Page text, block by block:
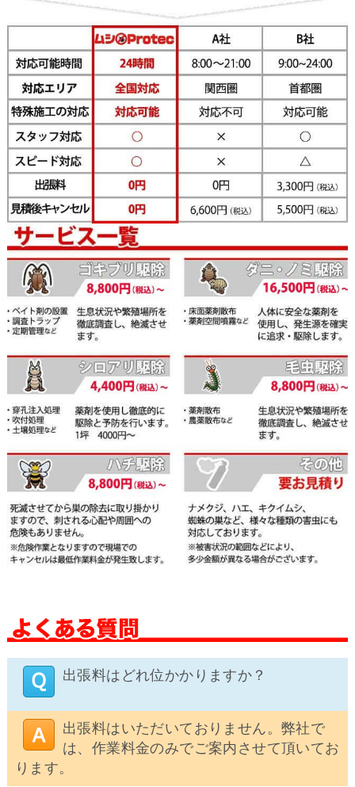
出張料はどれ位かかりますか？
出張料はいただいておりません。弊社で
は、作業料金のみでご案内させて頂いてお
ります。